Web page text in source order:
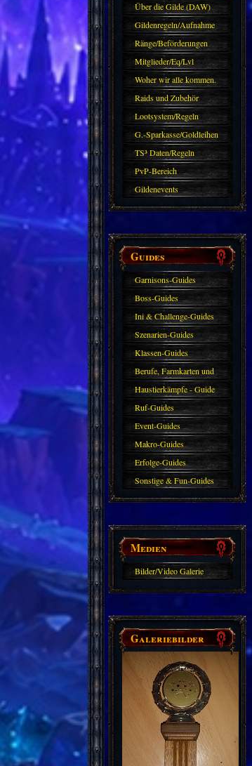
Über die Gilde (DAW)
Gildenregeln/Aufnahme
Ränge/Beförderungen
Mitglieder/Eq/Lvl
Woher wir alle kommen.
Raids und Zubehör
Lootsystem/Regeln
G.-Sparkasse/Goldleihen
TS³ Daten/Regeln
PvP-Bereich
Gildenevents
Guides
Garnisons-Guides
Boss-Guides
Ini & Challenge-Guides
Szenarien-Guides
Klassen-Guides
Berufe, Farmkarten und
Haustiere
Haustierkämpfe - Guide
Ruf-Guides
Event-Guides
Makro-Guides
Erfolge-Guides
Sonstige & Fun-Guides
Medien
Bilder/Video Galerie
Galeriebilder